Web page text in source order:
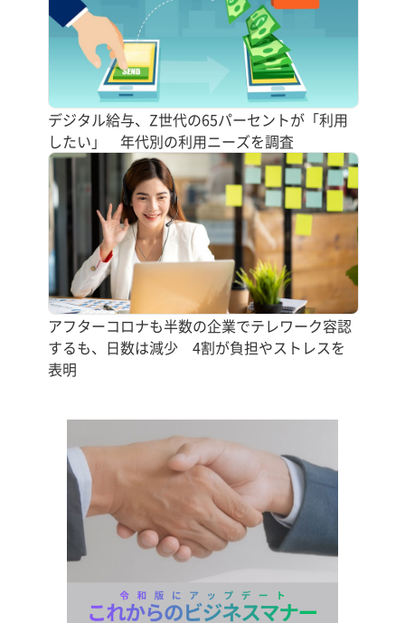
デジタル給与、Z世代の65パーセントが「利用
したい」 年代別の利用ニーズを調査
アフターコロナも半数の企業でテレワーク容認
するも、日数は減少 4割が負担やストレスを
表明